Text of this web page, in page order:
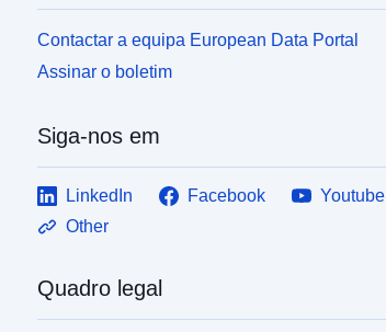
Contactar a equipa European Data Portal
Assinar o boletim
Siga-nos em
LinkedIn Facebook
Youtube
Other
Quadro legal